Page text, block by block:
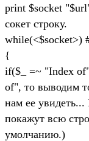
print $socket
сокет строку.
while(<$socket>)
{
if($_ =~ "Index
of", то выводим
нам ее
покажут всю
умолчанию.)